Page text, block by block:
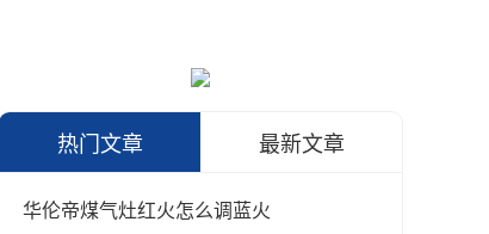
热门文章 最新文章
华伦帝煤气灶红火怎么调蓝火